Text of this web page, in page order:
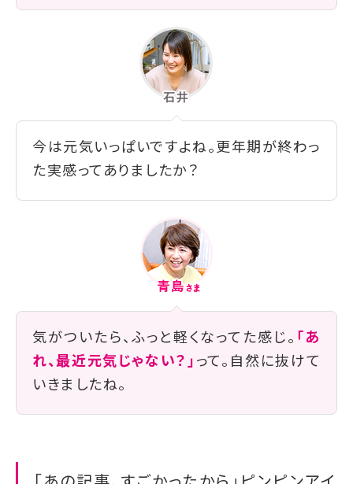
今は元気いっぱいですよね。更年期が終わっ
た実感ってありましたか？
気がついたら、ふっと軽くなってた感じ。 「あ
れ、最近元気じゃない？」 って。自然に抜けて
いきましたね。